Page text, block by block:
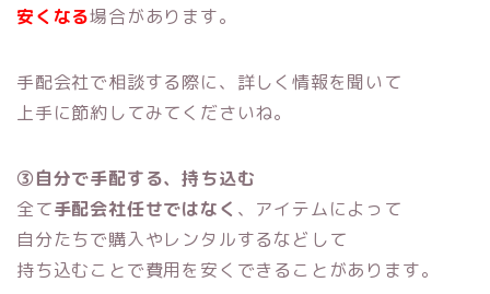
安くなる場合があります。
手配会社で相談する際に、詳しく情報を聞いて
上手に節約してみてくださいね。
③自分で手配する、持ち込む
全て手配会社任せではなく 、アイテムによって
自分たちで購入やレンタルするなどして
持ち込むことで費用を安くできることがあります。